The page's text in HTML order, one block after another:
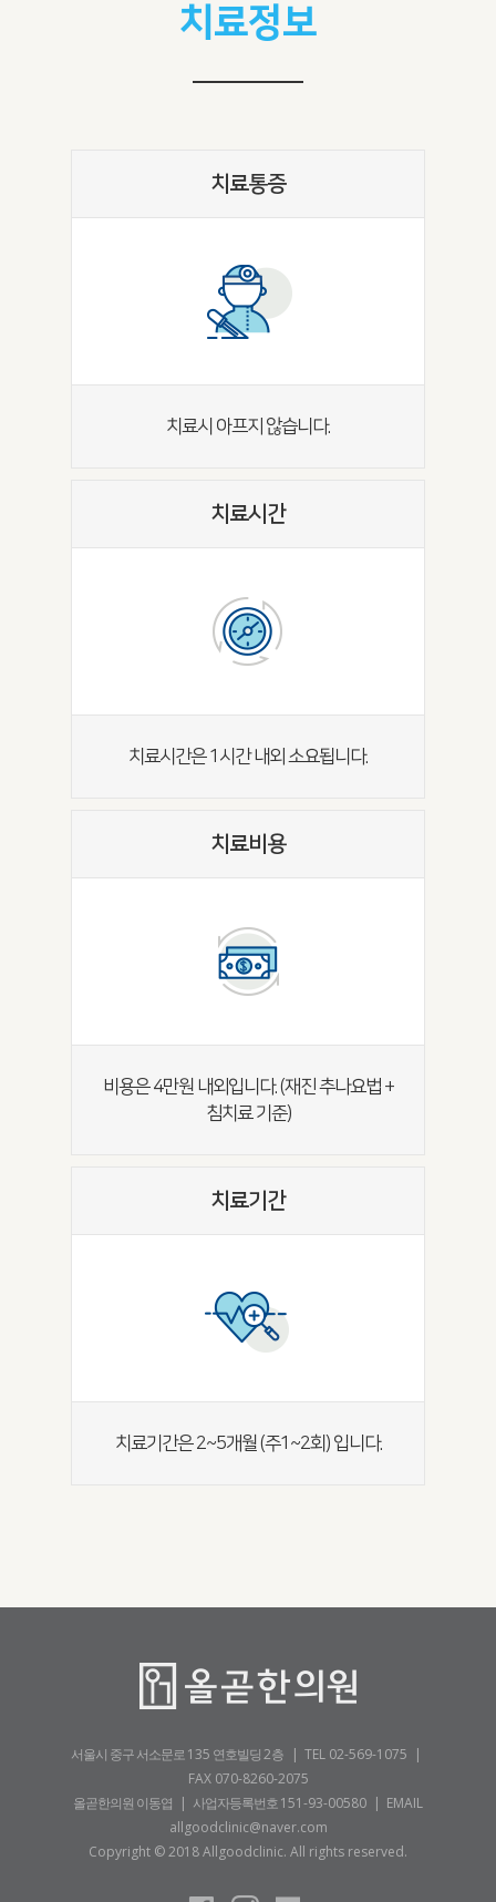
치료정보
치료통증
치료시 아프지 않습니다.
치료시간
치료시간은 1시간 내외 소요됩니다.
치료비용
비용은 4만원 내외입니다. (재진 추나요법 +
침치료 기준)
치료기간
치료기간은 2~5개월 (주1~2회) 입니다.
서울시 중구 서소문로135 연호빌딩2층 | TEL 02-569-1075 |
FAX 070-8260-2075
올곧한의원 이동엽 | 사업자등록번호151-93-00580 | EMAIL
allgoodclinic@naver.com
Copyright © 2018 Allgoodclinic. All rights reserved.